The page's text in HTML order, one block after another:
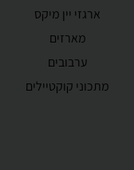
ארגזי יין מיקס
מארזים
ערבובים
מתכוני קוקטיילים